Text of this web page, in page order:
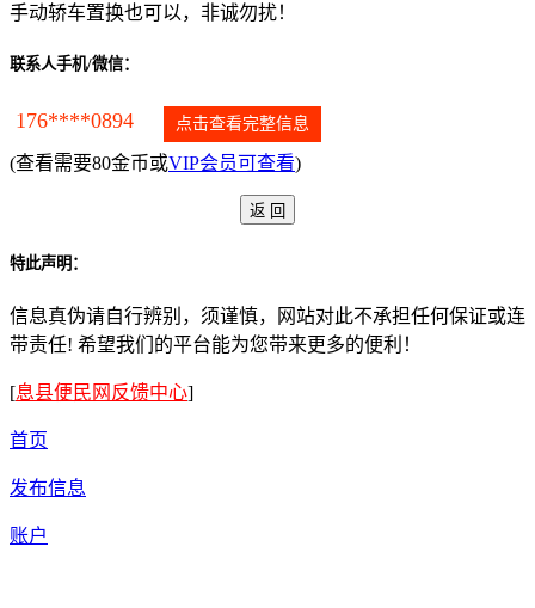
手动轿车置换也可以，非诚勿扰！
联系人手机/微信：
176****0894 点击查看完整信息
(查看需要80金币或VIP会员可查看)
特此声明：
信息真伪请自行辨别，须谨慎，网站对此不承担任何保证或连
带责任! 希望我们的平台能为您带来更多的便利！
[息县便民网反馈中心]
首页
发布信息
账户